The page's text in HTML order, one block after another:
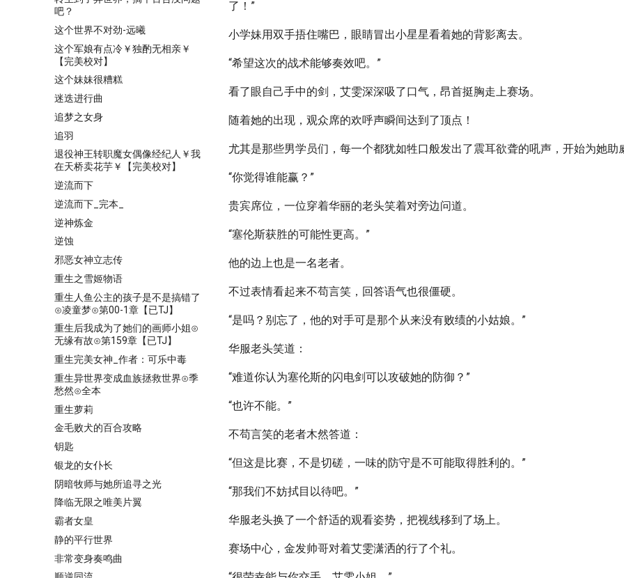
吧？
这个世界不对劲-远曦
这个军娘有点冷￥独酌无相亲￥
【完美校对】
这个妹妹很糟糕
迷迭进行曲
追梦之女身
追羽
退役神王转职魔女偶像经纪人￥我
在天桥卖花芋￥【完美校对】
逆流而下
逆流而下_完本_
逆神炼金
逆蚀
邪恶女神立志传
重生之雪姬物语
重生人鱼公主的孩子是不是搞错了
⊙凌童梦⊙第00-1章【已TJ】
重生后我成为了她们的画师小姐⊙
无缘有故⊙第159章【已TJ】
重生完美女神_作者：可乐中毒
重生异世界变成血族拯救世界⊙季
愁然⊙全本
重生萝莉
金毛败犬的百合攻略
钥匙
银龙的女仆长
阴暗牧师与她所追寻之光
降临无限之唯美片翼
霸者女皇
静的平行世界
非常变身奏鸣曲
了！”
小学妹用双手捂住嘴巴，眼睛冒出小星星看着她的背影离去。
“希望这次的战术能够奏效吧。”
看了眼自己手中的剑，艾雯深深吸了口气，昂首挺胸走上赛场。
随着她的出现，观众席的欢呼声瞬间达到了顶点！
尤其是那些男学员们，每一个都犹如牲口般发出了震耳欲聋的吼声，开始为她助
“你觉得谁能赢？”
贵宾席位，一位穿着华丽的老头笑着对旁边问道。
“塞伦斯获胜的可能性更高。”
他的边上也是一名老者。
不过表情看起来不苟言笑，回答语气也很僵硬。
“是吗？别忘了，他的对手可是那个从来没有败绩的小姑娘。”
华服老头笑道：
“难道你认为塞伦斯的闪电剑可以攻破她的防御？”
“也许不能。”
不苟言笑的老者木然答道：
“但这是比赛，不是切磋，一味的防守是不可能取得胜利的。”
“那我们不妨拭目以待吧。”
华服老头换了一个舒适的观看姿势，把视线移到了场上。
赛场中心，金发帅哥对着艾雯潇洒的行了个礼。